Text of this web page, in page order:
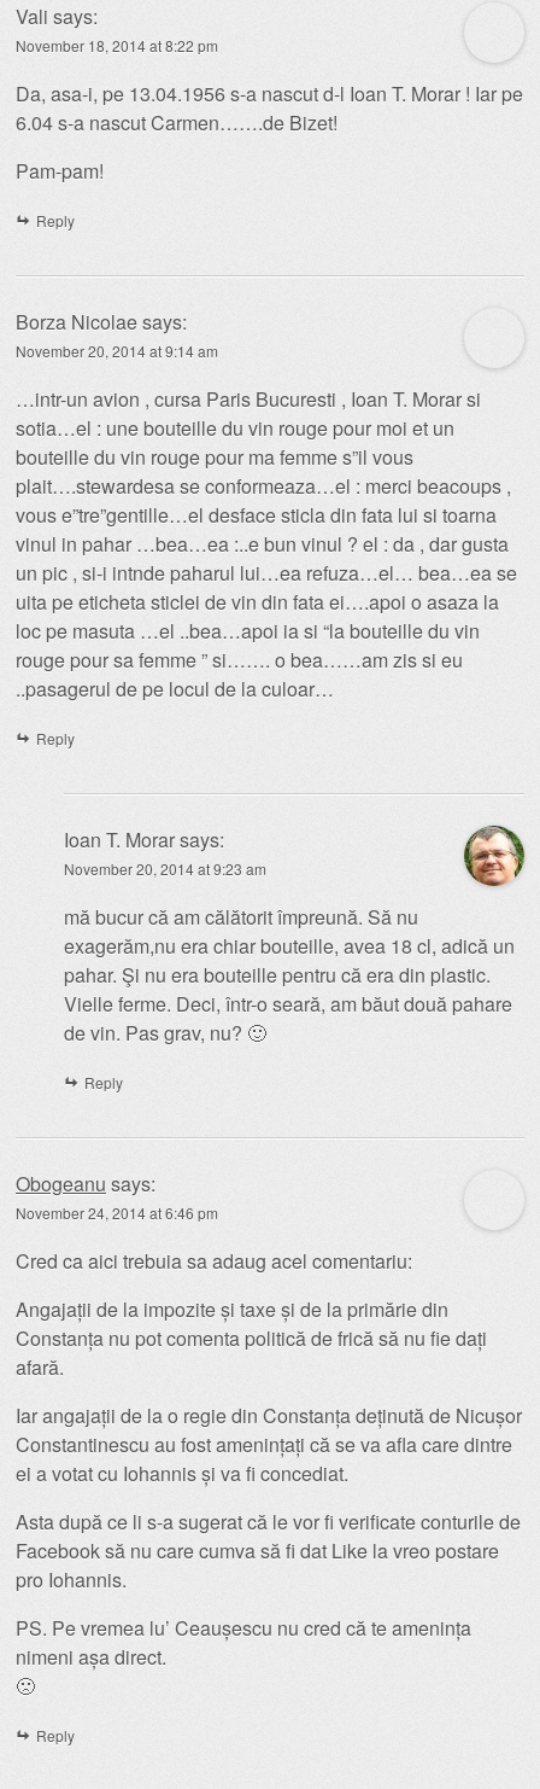
Vali says:
November 18, 2014 at 8:22 pm
Da, asa-i, pe 13.04.1956 s-a nascut d-l Ioan T. Morar ! Iar pe
6.04 s-a nascut Carmen…….de Bizet!
Pam-pam!
Reply
Borza Nicolaesays:
November 20, 2014 at 9:14 am
…intr-un avion , cursa Paris Bucuresti , Ioan T. Morar si
sotia…el : une bouteille du vin rouge pour moi et un
bouteille du vin rouge pour ma femme s”il vous
plait….stewardesa se conformeaza…el : merci beacoups ,
vous e”tre”gentille…el desface sticla din fata lui si toarna
vinul in pahar …bea…ea :..e bun vinul ? el : da , dar gusta
un pic , si-i intnde paharul lui…ea refuza…el… bea…ea se
uita pe eticheta sticlei de vin din fata ei….apoi o asaza la
loc pe masuta …el ..bea…apoi ia si “la bouteille du vin
rouge pour sa femme ” si……. o bea……am zis si eu
..pasagerul de pe locul de la culoar…
Reply
Ioan T. Morarsays:
November 20, 2014 at 9:23 am
mă bucur că am călătorit împreună. Să nu
exagerăm,nu era chiar bouteille, avea 18 cl, adică un
pahar. Şi nu era bouteille pentru că era din plastic.
Vielle ferme. Deci, într-o seară, am băut două pahare
de vin. Pas grav, nu? 🙂
Reply
Obogeanu says:
November 24, 2014 at 6:46 pm
Cred ca aici trebuia sa adaug acel comentariu:
Angajații de la impozite și taxe și de la primărie din
Constanța nu pot comenta politică de frică să nu fie dați
afară.
Iar angajații de la o regie din Constanța deținută de Nicușor
Constantinescu au fost amenințați că se va afla care dintre
ei a votat cu Iohannis și va fi concediat.
Asta după ce li s-a sugerat că le vor fi verificate conturile de
Facebook să nu care cumva să fi dat Like la vreo postare
pro Iohannis.
PS. Pe vremea lu’ Ceaușescu nu cred că te amenința
nimeni așa direct.
🙁
Reply